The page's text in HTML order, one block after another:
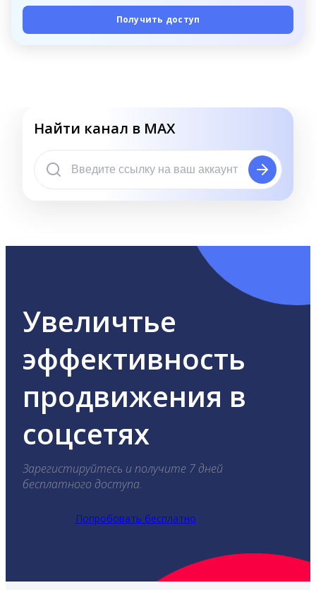
Получить доступ
Найти канал в MAX
Увеличтье
эффективность
продвижения в
соцсетях
Зарегистируйтесь и получите 7 дней
бесплатного доступа.
Попробовать бесплатно